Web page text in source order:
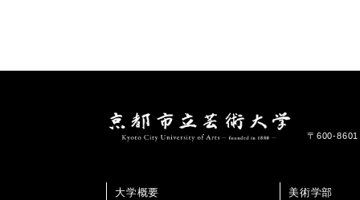
〒600-
大学概要 美術学部